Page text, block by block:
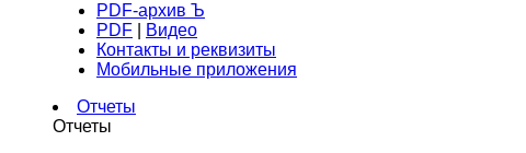
PDF-архив Ъ
PDF
Видео
Контакты и реквизиты
Мобильные приложения
Отчеты
Отчеты